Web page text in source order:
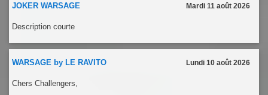
JOKER WARSAGE Mardi 11 août 2026
Description courte
WARSAGE by LE RAVITO Lundi 10 août 2026
Chers Challengers,